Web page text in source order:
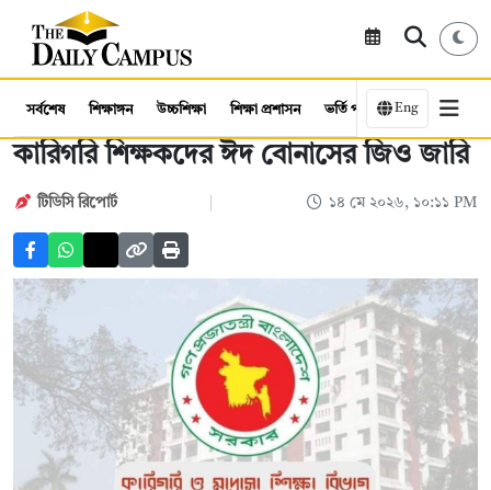
সর্বশেষ শিক্ষাঙ্গন উচ্চশিক্ষা শিক্ষা প্রশাসন ভর্তি পরীক্ষা কর্মসংস্থান
Eng
কারিগরি শিক্ষকদের ঈদ বোনাসের জিও জারি
টিডিসি রিপোর্ট ১৪ মে ২০২৬, ১০:১১ PM